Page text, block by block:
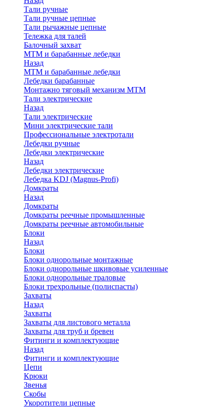
Тали ручные
Тали ручные цепные
Тали рычажные цепные
Тележка для талей
Балочный захват
МТМ и барабанные лебедки
Назад
МТМ и барабанные лебедки
Лебедки барабанные
Монтажно тяговый механизм МТМ
Тали электрические
Назад
Тали электрические
Мини электрические тали
Профессиональные электротали
Лебедки ручные
Лебедки электрические
Назад
Лебедки электрические
Лебедка KDJ (Magnus-Profi)
Домкраты
Назад
Домкраты
Домкраты реечные промышленные
Домкраты реечные автомобильные
Блоки
Назад
Блоки
Блоки однорольные монтажные
Блоки однорольные шкивовые усиленные
Блоки однорольные траловые
Блоки трехрольные (полиспасты)
Захваты
Назад
Захваты
Захваты для листового металла
Захваты для труб и бревен
Фитинги и комплектующие
Назад
Фитинги и комплектующие
Цепи
Крюки
Звенья
Скобы
Укоротители цепные